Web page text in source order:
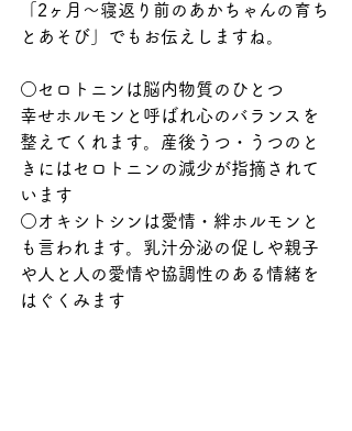
「2ヶ月～寝返り前のあかちゃんの育ち
とあそび」でもお伝えしますね。
○セロトニンは脳内物質のひとつ
幸せホルモンと呼ばれ心のバランスを
整えてくれます。産後うつ・うつのと
きにはセロトニンの減少が指摘されて
います
○オキシトシンは愛情・絆ホルモンと
も言われます。乳汁分泌の促しや親子
や人と人の愛情や協調性のある情緒を
はぐくみます